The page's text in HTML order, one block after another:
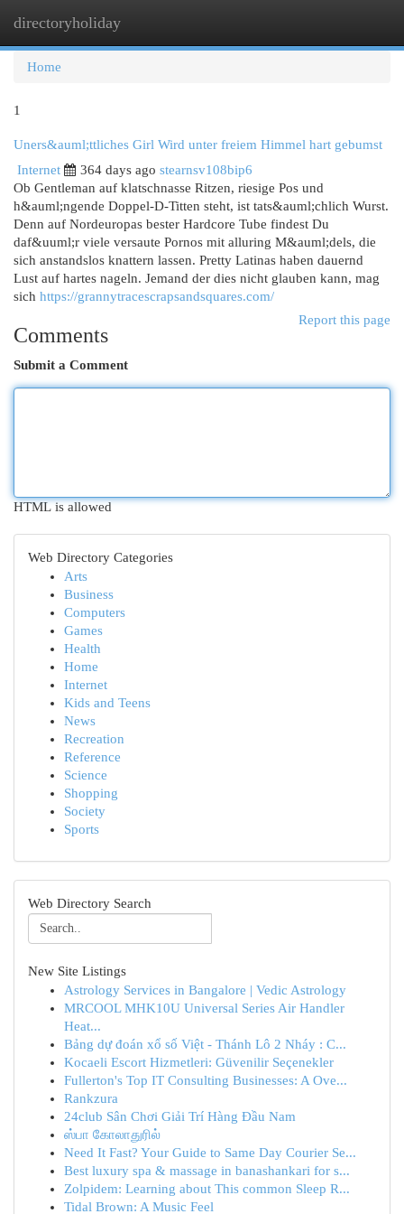
directoryholiday
Home
1
Uners&auml;ttliches Girl Wird unter freiem Himmel hart gebumst
Internet
364 days ago stearnsv108bip6
Ob Gentleman auf klatschnasse Ritzen, riesige Pos und
h&auml;ngende Doppel-D-Titten steht, ist tats&auml;chlich Wurst.
Denn auf Nordeuropas bester Hardcore Tube findest Du
daf&uuml;r viele versaute Pornos mit alluring M&auml;dels, die
sich anstandslos knattern lassen. Pretty Latinas haben dauernd
Lust auf hartes nageln. Jemand der dies nicht glauben kann, mag
sich https://grannytracescrapsandsquares.com/
Report this page
Comments
Submit a Comment
HTML is allowed
Web Directory Categories
Arts
Business
Computers
Games
Health
Home
Internet
Kids and Teens
News
Recreation
Reference
Science
Shopping
Society
Sports
Web Directory Search
New Site Listings
Astrology Services in Bangalore | Vedic Astrology
MRCOOL MHK10U Universal Series Air Handler
Heat...
Bảng dự đoán xổ số Việt - Thánh Lô 2 Nháy : C...
Kocaeli Escort Hizmetleri: Güvenilir Seçenekler
Fullerton's Top IT Consulting Businesses: A Ove...
Rankzura
24club Sân Chơi Giải Trí Hàng Đầu Nam
ஸ்பா கோலாதுரில்
Need It Fast? Your Guide to Same Day Courier Se...
Best luxury spa & massage in banashankari for s...
Zolpidem: Learning about This common Sleep R...
Tidal Brown: A Music Feel